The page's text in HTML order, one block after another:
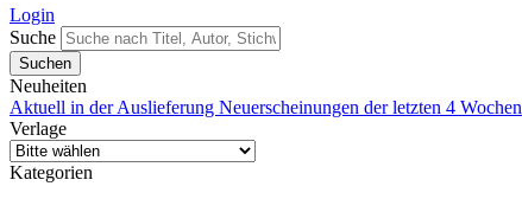
Login
Suche
Neuheiten
Aktuell in der Auslieferung Neuerscheinungen der letzten 4 Wochen
Verlage
Kategorien